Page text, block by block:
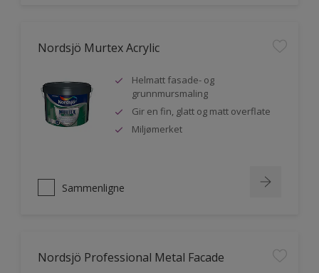
Nordsjö Murtex Acrylic
Helmatt fasade- og
grunnmursmaling
Gir en fin, glatt og matt overflate
Miljømerket
Sammenligne
Nordsjö Professional Metal Facade